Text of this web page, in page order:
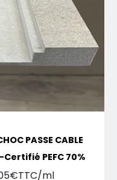
PASSE CABLE
Certifié PEFC 70%
ml